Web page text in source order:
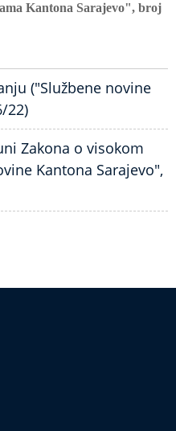
Kantona Sarajevo", broj
("Službene novine
22)
Zakona o visokom
Kantona Sarajevo",